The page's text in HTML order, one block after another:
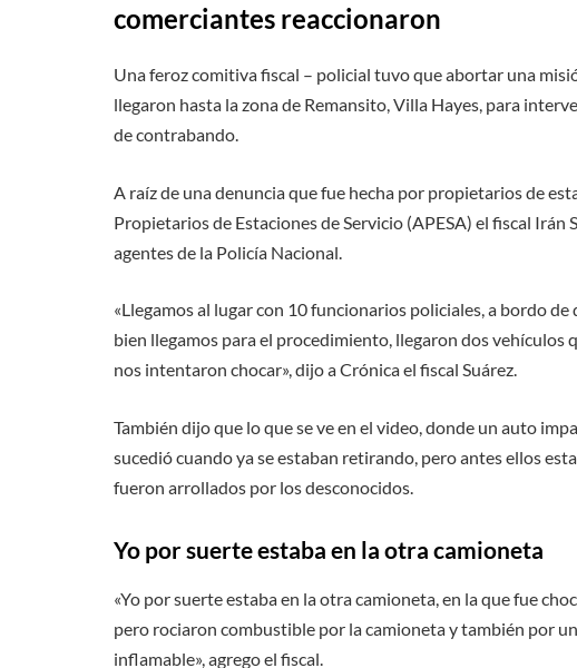
comerciantes reaccionaron
Una feroz comitiva fiscal – policial tuvo que abortar una
llegaron hasta la zona de Remansito, Villa Hayes, para
de contrabando.
A raíz de una denuncia que fue hecha por propietarios de
Propietarios de Estaciones de Servicio (APESA) el fiscal
agentes de la Policía Nacional.
«Llegamos al lugar con 10 funcionarios policiales, a bordo
bien llegamos para el procedimiento, llegaron dos vehículos
nos intentaron chocar», dijo a Crónica el fiscal Suárez.
También dijo que lo que se ve en el video, donde un auto
sucedió cuando ya se estaban retirando, pero antes ellos
fueron arrollados por los desconocidos.
Yo por suerte estaba en la otra camioneta
«Yo por suerte estaba en la otra camioneta, en la que fue
pero rociaron combustible por la camioneta y también por
inflamable», agrego el fiscal.